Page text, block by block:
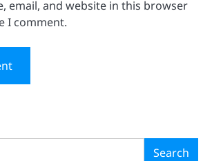
email, and website in this browser
I comment.
Search